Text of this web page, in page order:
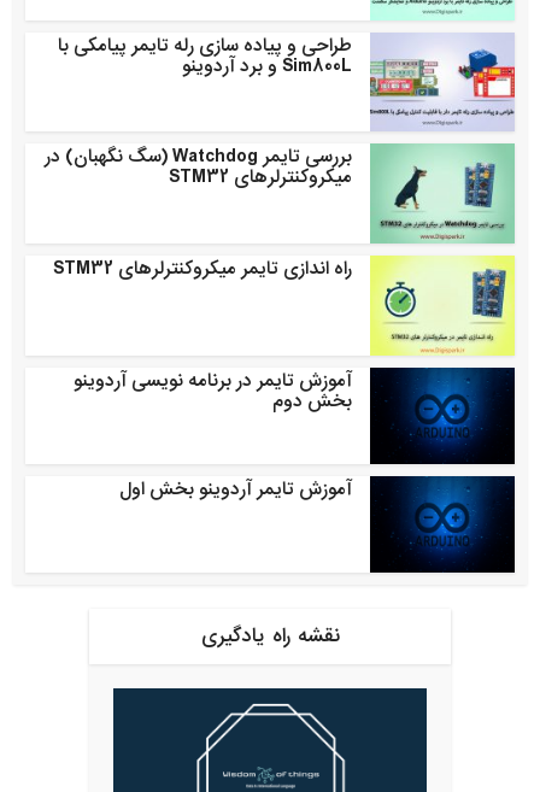
طراحی و پیاده سازی رله تایمر پیامکی با
Sim800L و برد آردوینو
بررسی تایمر Watchdog (سگ نگهبان) در
میکروکنترلرهای STM32
راه اندازی تایمر میکروکنترلرهای STM32
آموزش تایمر در برنامه نویسی آردوینو
بخش دوم
آموزش تایمر آردوینو بخش اول
نقشه راه یادگیری